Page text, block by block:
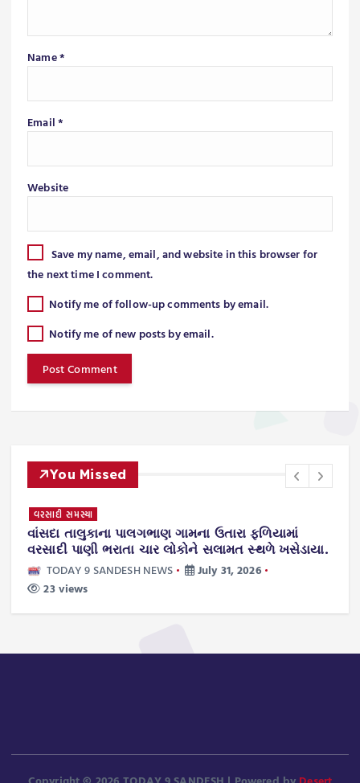
Name*
Email*
Website
Save my name, email, and website in this browser for
the next time I comment.
Notify me of follow-up comments by email.
Notify me of new posts by email.
You Missed
વરસાદી સમસ્યા
વાંસદા તાલુકાના પાલગભાણ ગામના ઉતારા ફળિયામાં
વરસાદી પાણી ભરાતા ચાર લોકોને સલામત સ્થળે ખસેડાયા.
TODAY 9 SANDESH NEWS
July 31, 2026
23 views